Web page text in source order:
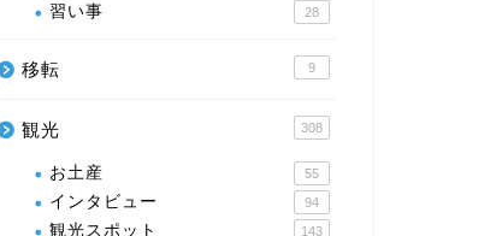
習い事 28
移転 9
観光 308
お土産 55
インタビュー 94
観光スポット 143